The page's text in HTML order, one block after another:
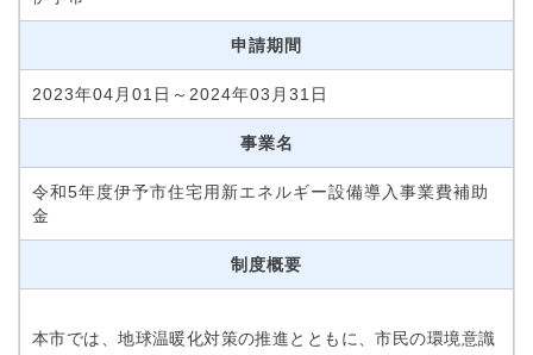
申請期間
2023年04月01日～2024年03月31日
事業名
令和5年度伊予市住宅用新エネルギー設備導入事業費補助
金
制度概要
本市では、地球温暖化対策の推進とともに、市民の環境意識